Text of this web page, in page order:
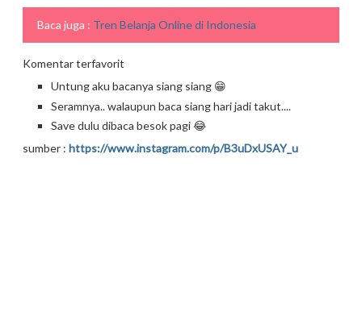
Baca juga : Tren Belanja Online di Indonesia
Komentar terfavorit
Untung aku bacanya siang siang 😁
Seramnya.. walaupun baca siang hari jadi takut....
Save dulu dibaca besok pagi 😂
sumber : https://www.instagram.com/p/B3uDxUSAY_u